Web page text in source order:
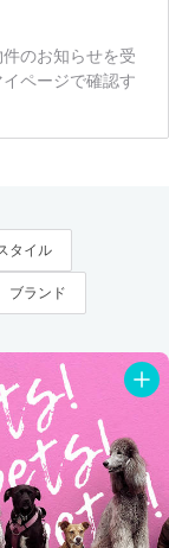
のお知らせを受
ページで確認す
タイル
ブランド